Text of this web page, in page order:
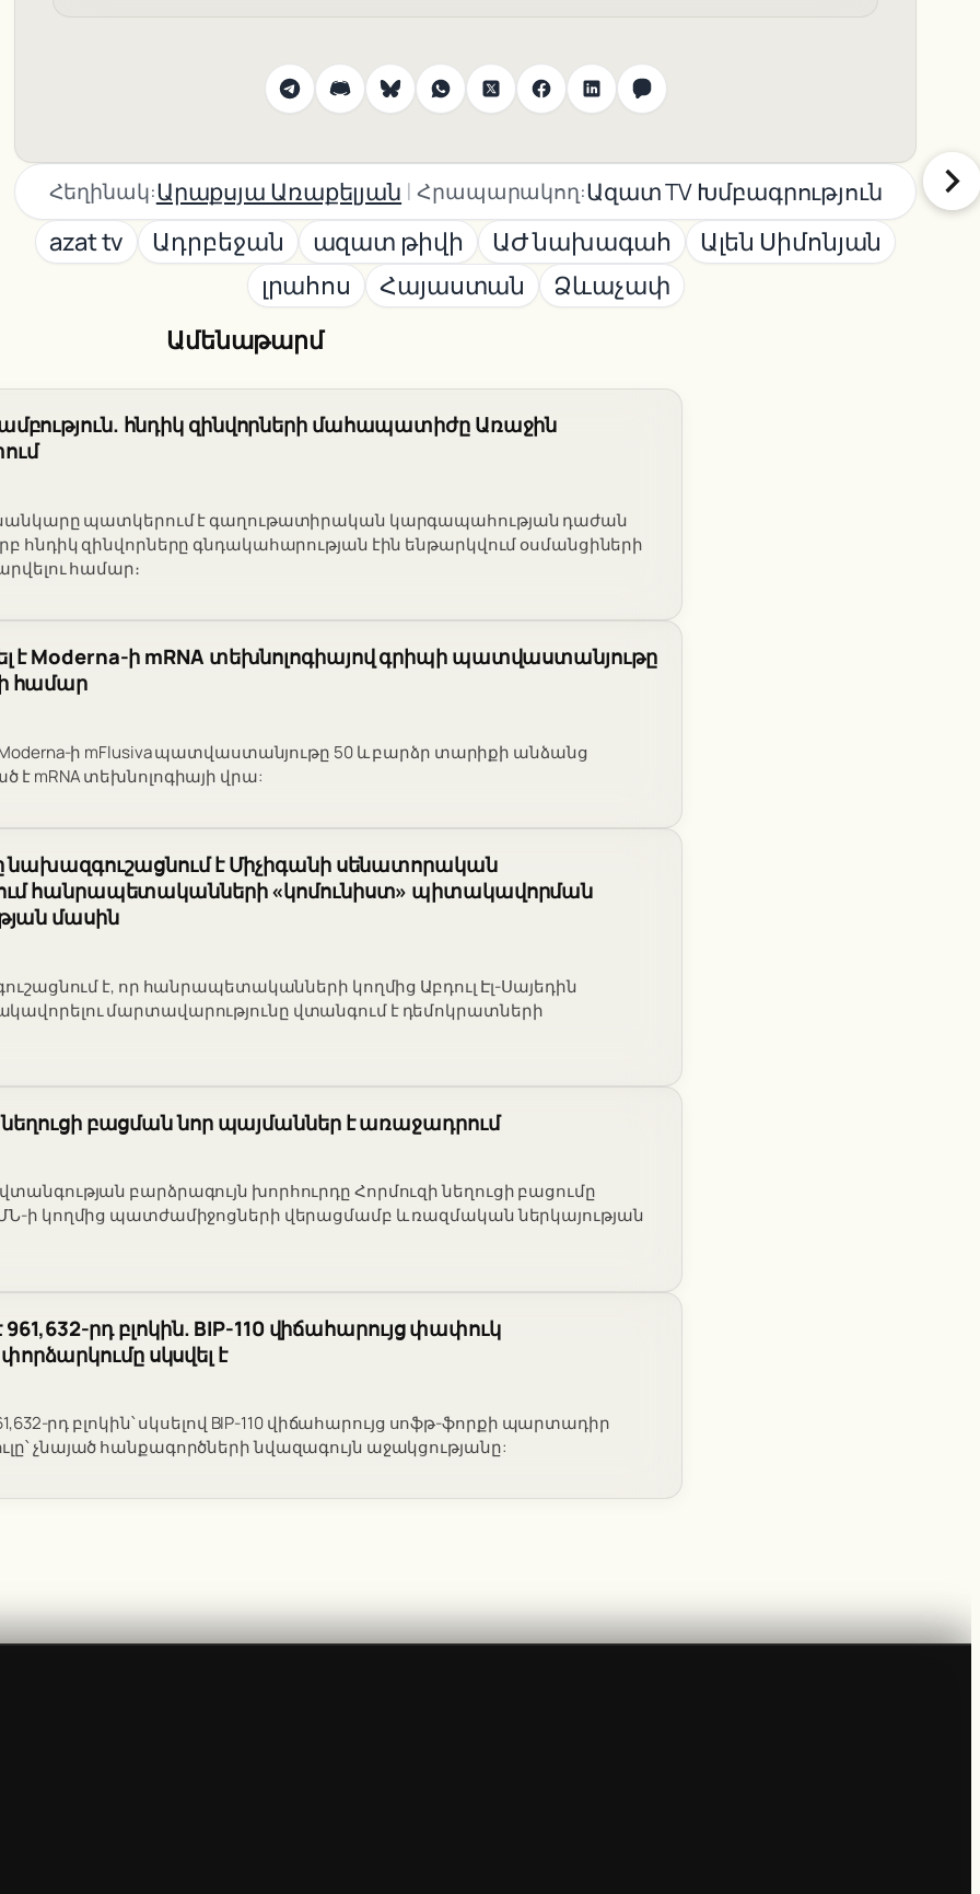
Հեղինակ:Արաքսյա Առաքելյան | Հրապարակող:Ազատ TV Խմբագրություն
azat tv Ադրբեջան ազատ թիվի ԱԺ նախագահ
Ալեն Սիմոնյան
լրահոս
Հայաստան
Ձևաչափ
Ամենաթարմ
հնդիկ զինվորների մահապատիժը Առաջին
պատկերում է գաղութատիրական կարգապահության դաժան
հնդիկ զինվորները գնդակահարության էին ենթարկվում օսմանցիների
համար։
է Moderna-ի mRNA տեխնոլոգիայով գրիպի պատվաստանյութը
համար
ի mFlusiva պատվաստանյութը 50 և բարձր տարիքի անձանց
է mRNA տեխնոլոգիայի վրա:
նախազգուշացնում է Միչիգանի սենատորական
հանրապետականների «կոմունիստ» պիտակավորման
մասին
է, որ հանրապետականների կողմից Աբդուլ Էլ-Սայեդին
մարտավարությունը վտանգում է դեմոկրատների
նեղուցի բացման նոր պայմաններ է առաջադրում
բարձրագույն խորհուրդը Հորմուզի նեղուցի բացումը
ի կողմից պատժամիջոցների վերացմամբ և ռազմական ներկայության
961,632-րդ բլոկին. BIP-110 վիճահարույց փափուկ
սկսվել է
րդ բլոկին՝ սկսելով BIP-110 վիճահարույց սոֆթ-ֆորքի պարտադիր
չնայած հանքագործների նվազագույն աջակցությանը: